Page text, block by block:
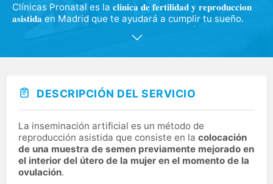
Clínicas Pronatal es la 𝐜𝐥𝐢𝐧𝐢𝐜𝐚 𝐝𝐞 𝐟𝐞𝐫𝐭𝐢𝐥𝐢𝐝𝐚𝐝 𝐲 𝐫𝐞𝐩𝐫𝐨𝐝𝐮𝐜𝐜𝐢𝐨𝐧
𝐚𝐬𝐢𝐬𝐭𝐢𝐝𝐚 en Madrid que te ayudará a cumplir tu sueño.
Contamos con un 𝐞𝐪𝐮𝐢𝐩𝐨 𝐝𝐞 𝐞𝐬𝐩𝐞𝐜𝐢𝐚𝐥𝐢𝐬𝐭𝐚𝐬 médicos
reconocidos que te recomendarán la técnica de
avances tecnológicos y adaptada totalmente a cada
paciente. Además, contamos con una Unidad de Apoyo
Emocional y Psicológico en todos nuestros tratamientos
para ayudar a controlar las emociones durante todo el
proceso. Os estamos esperando y deseando conoceros
para poder formar parte de ese momento tan
importante.
DESCRIPCIÓN DEL SERVICIO
La inseminación artificial es un método de
reproducción asistida que consiste en la colocación
de una muestra de semen previamente mejorado en
el interior del útero de la mujer en el momento de la
ovulación.